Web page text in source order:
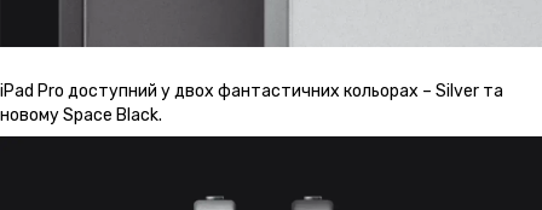
iPad Pro доступний у двох фантастичних кольорах – Silver та
новому Space Black.